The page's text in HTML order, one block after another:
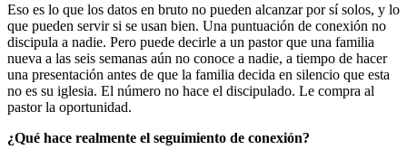
Eso es lo que los datos en bruto no pueden alcanzar por sí solos, y lo
que pueden servir si se usan bien. Una puntuación de conexión no
discipula a nadie. Pero puede decirle a un pastor que una familia
nueva a las seis semanas aún no conoce a nadie, a tiempo de hacer
una presentación antes de que la familia decida en silencio que esta
no es su iglesia. El número no hace el discipulado. Le compra al
pastor la oportunidad.
¿Qué hace realmente el seguimiento de conexión?